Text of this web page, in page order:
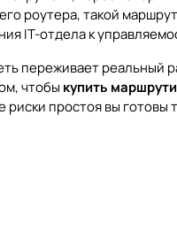
роутера, такой
IT-отдела к
переживает реальный
чтобы купить
риски простоя вы готовы